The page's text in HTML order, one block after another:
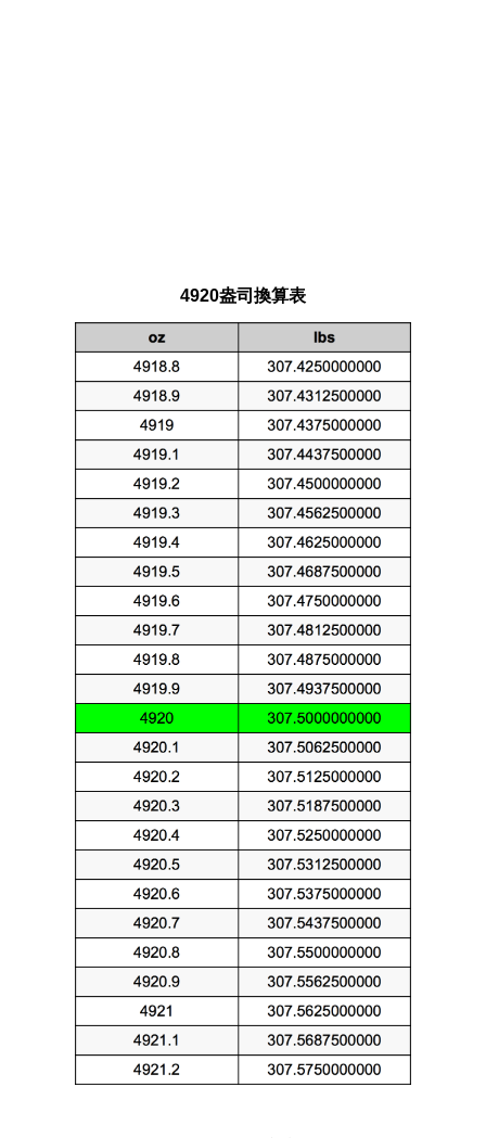
4920盎司換算表